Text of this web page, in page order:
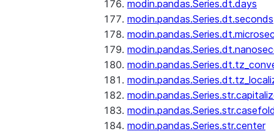
modin.pandas.Series.dt.days
modin.pandas.Series.dt.seconds
modin.pandas.Series.str.center